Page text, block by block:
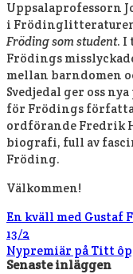
Uppsalaprofessorn
i
Fröding som student. I
Frödings
mellan barndomen
Svedjedal ger oss
för Frödings
ordförande Fredrik
biografi, full av
Fröding.
Välkommen!
En kväll med
13/2
Nypremiär på Titt
Senaste inläggen